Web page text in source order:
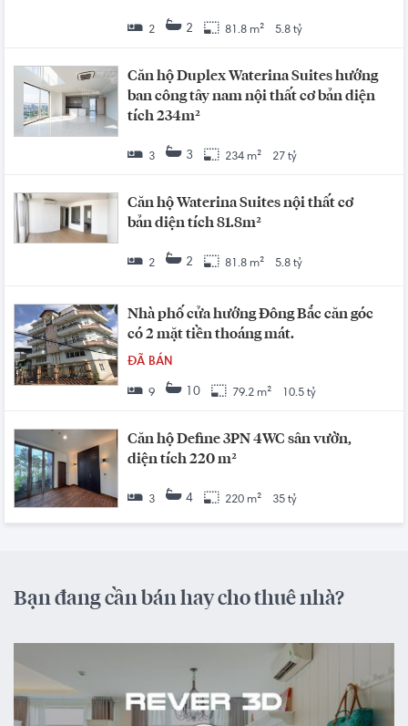
2 2 81.8 m² 5.8 tỷ
Căn hộ Duplex Waterina Suites hướng
ban công tây nam nội thất cơ bản diện
tích 234m²
3 3 234 m² 27 tỷ
Căn hộ Waterina Suites nội thất cơ
bản diện tích 81.8m²
2 2 81.8 m² 5.8 tỷ
Nhà phố cửa hướng Đông Bắc căn góc
có 2 mặt tiền thoáng mát.
ĐÃ BÁN
9 10 79.2 m² 10.5 tỷ
Căn hộ Define 3PN 4WC sân vườn,
diện tích 220 m²
3 4 220 m² 35 tỷ
Bạn đang cần bán hay cho thuê nhà?